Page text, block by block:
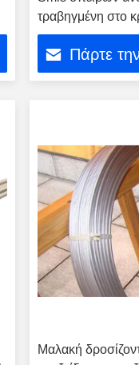
τραβηγμένη στο
Πάρτε
Μαλακή